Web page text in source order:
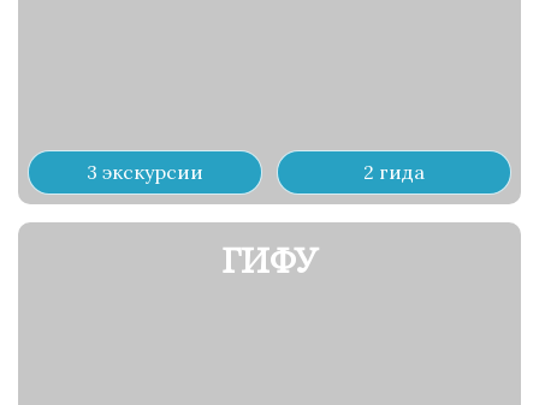
3 экскурсии 2 гида
ГИФУ